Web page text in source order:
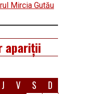
Mircia Gutău
apariții
J V S D